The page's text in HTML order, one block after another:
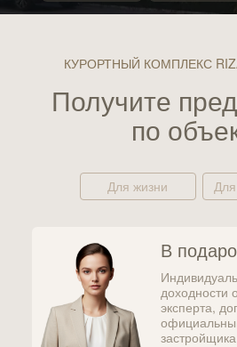
КУРОРТНЫЙ КОМПЛЕКС
доходности
эксперта,
В
Получите
по
Для жизни